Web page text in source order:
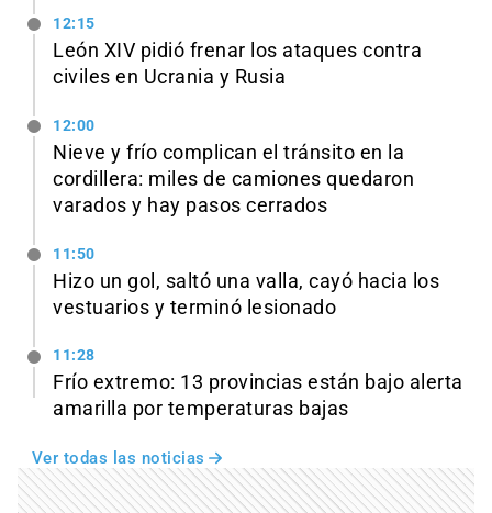
12:15
León XIV pidió frenar los ataques contra
civiles en Ucrania y Rusia
12:00
Nieve y frío complican el tránsito en la
cordillera: miles de camiones quedaron
varados y hay pasos cerrados
11:50
Hizo un gol, saltó una valla, cayó hacia los
vestuarios y terminó lesionado
11:28
Frío extremo: 13 provincias están bajo alerta
amarilla por temperaturas bajas
Ver todas las noticias